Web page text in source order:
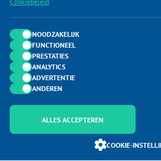
CATEGORIEËN
DUIJVELAAR E-COMMERCE
CONTACTEN
Onderdeel van Duijvelaar E-commerce
NOODZAKELIJK
FUNCTIONEEL
PRESTATIES
ANALYTICS
ADVERTENTIE
ANDEREN
ALLES ACCEPTEREN
COOKIE-